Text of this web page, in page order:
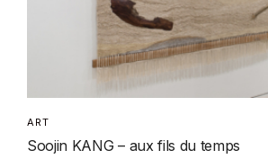
ART
Soojin KANG – aux fils du temps